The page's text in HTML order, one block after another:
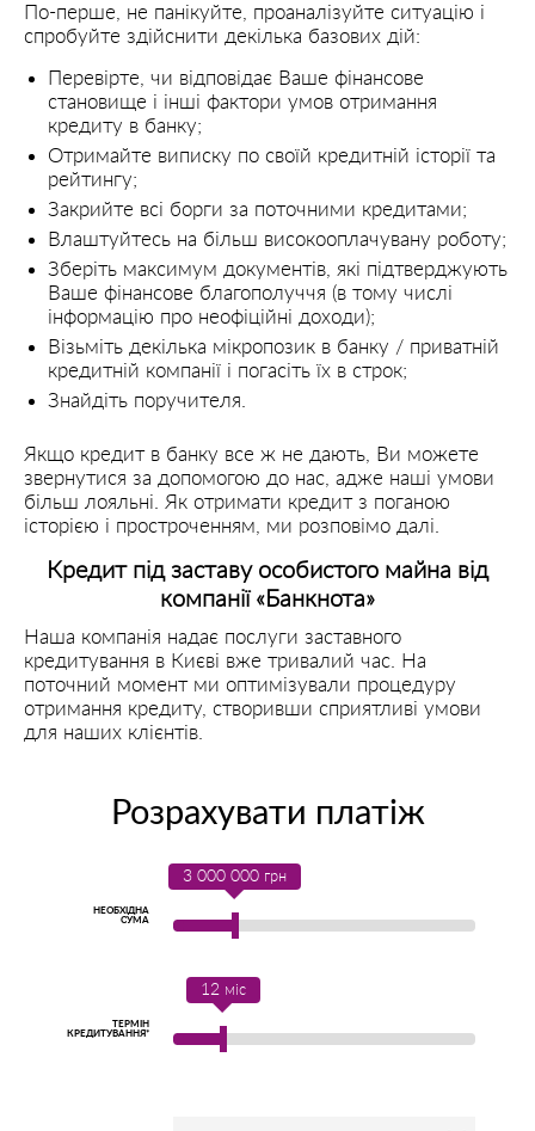
По-перше, не панікуйте, проаналізуйте ситуацію і
спробуйте здійснити декілька базових дій:
Перевірте, чи відповідає Ваше фінансове
становище і інші фактори умов отримання
кредиту в банку;
Отримайте виписку по своїй кредитній історії та
рейтингу;
Закрийте всі борги за поточними кредитами;
Влаштуйтесь на більш високооплачувану роботу;
Зберіть максимум документів, які підтверджують
Ваше фінансове благополуччя (в тому числі
інформацію про неофіційні доходи);
Візьміть декілька мікропозик в банку / приватній
кредитній компанії і погасіть їх в строк;
Знайдіть поручителя.
Якщо кредит в банку все ж не дають, Ви можете
звернутися за допомогою до нас, адже наші умови
більш лояльні. Як отримати кредит з поганою
історією і простроченням, ми розповімо далі.
Кредит під заставу особистого майна від
компанії «Банкнота»
Наша компанія надає послуги заставного
кредитування в Києві вже тривалий час. На
поточний момент ми оптимізували процедуру
отримання кредиту, створивши сприятливі умови
для наших клієнтів.
Розрахувати платіж
НЕОБХІДНА
СУМА
3 000 000 грн
ТЕРМІН
КРЕДИТУВАННЯ*
12 міс